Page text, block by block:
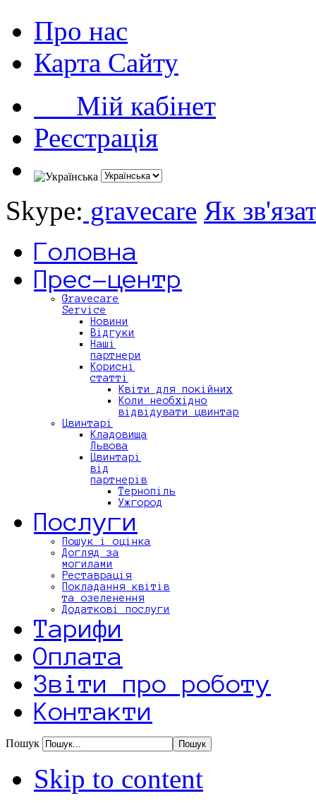
Про нас
Карта Сайту
Мій кабінет
Реєстрація
Skype: gravecare Як
Головна
Прес-центр
Gravecare
Service
Новини
Відгуки
Наші
партнери
Корисні
статті
Квіти для покійних
Коли необхідно
відвідувати цвинтар
Цвинтарі
Кладовища
Львова
Цвинтарі
від
партнерів
Тернопіль
Ужгород
Послуги
Пошук і оцінка
Догляд за
могилами
Реставрація
Покладання квітів
та озеленення
Додаткові послуги
Тарифи
Оплата
Звіти про роботу
Контакти
Пошук
Skip to content